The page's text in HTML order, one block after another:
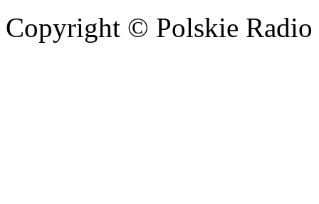
Copyright © Polskie